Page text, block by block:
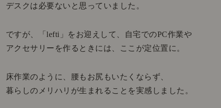
デスクは必要ないと思っていました。
ですが、「lefti」をお迎えして、自宅でのPC作業や
アクセサリーを作るときには、ここが定位置に。
床作業のように、腰もお尻もいたくならず、
暮らしのメリハリが生まれることを実感しました。